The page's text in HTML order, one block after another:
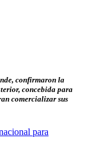
confirmaron la
concebida para
comercializar sus